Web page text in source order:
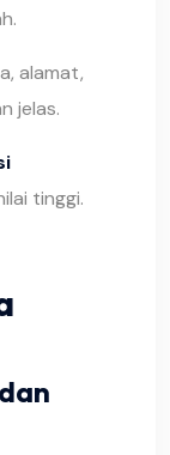
alamat,
jelas.
tinggi.